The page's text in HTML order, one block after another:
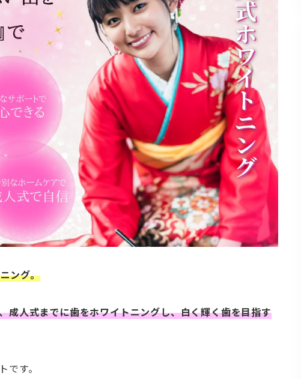
ング。
成人式までに歯をホワイトニングし、白く輝く歯を目指す
す。